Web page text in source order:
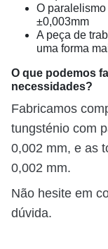
O
±0,003mm
A peça de
uma forma
O que podemos
necessidades?
Fabricamos
tungsténio com
0,002 mm, e as
0,002 mm.
Não hesite em
dúvida.